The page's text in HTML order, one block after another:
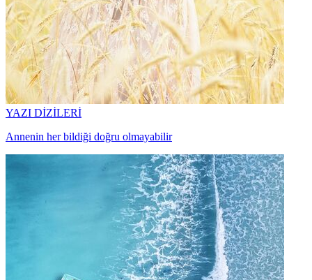
YAZI DİZİLERİ
Annenin her bildiği doğru olmayabilir